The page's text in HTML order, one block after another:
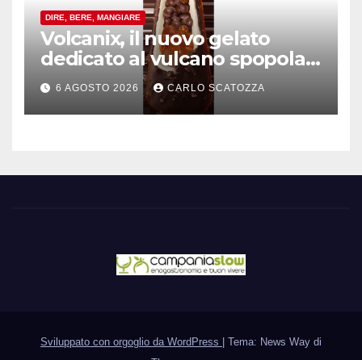
DIRE, BERE, MANGIARE
Volcanix, il nuovo gelato
dedicato al vulcano spopola,
è nato a Caivano
6 AGOSTO 2026 CARLO SCATOZZA
Sviluppato con orgoglio da WordPress
Tema: News Way di